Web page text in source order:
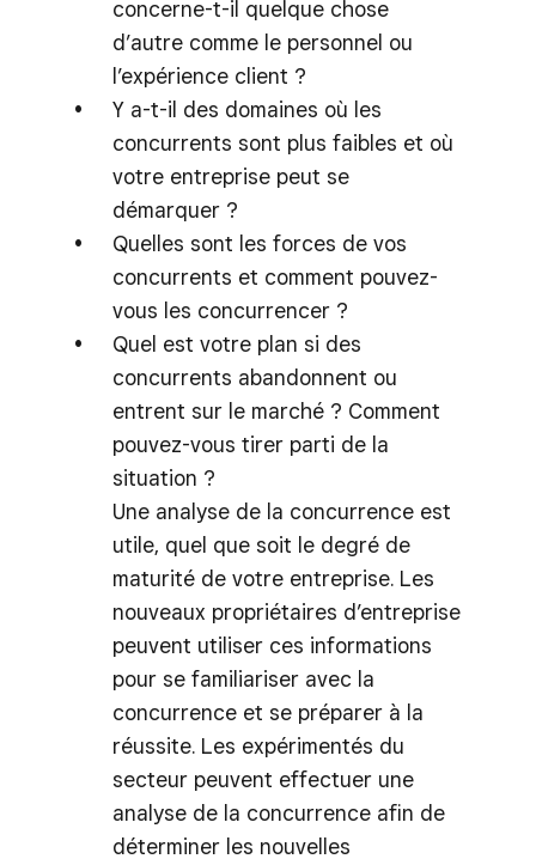
concerne-t-il quelque chose
d’autre comme le personnel ou
l’expérience client ?
Y a-t-il des domaines où les
concurrents sont plus faibles et où
votre entreprise peut se
démarquer ?
Quelles sont les forces de vos
concurrents et comment pouvez-
vous les concurrencer ?
Quel est votre plan si des
concurrents abandonnent ou
entrent sur le marché ? Comment
pouvez-vous tirer parti de la
situation ?
Une analyse de la concurrence est
utile, quel que soit le degré de
maturité de votre entreprise. Les
nouveaux propriétaires d’entreprise
peuvent utiliser ces informations
pour se familiariser avec la
concurrence et se préparer à la
réussite. Les expérimentés du
secteur peuvent effectuer une
analyse de la concurrence afin de
déterminer les nouvelles